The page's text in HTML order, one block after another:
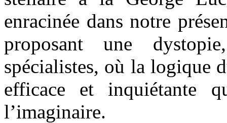
enracinée dans notre
proposant une
spécialistes, où la logique
efficace et inquiétante
l’imaginaire.